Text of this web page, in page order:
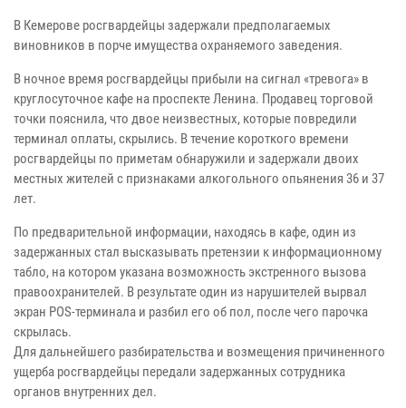
В Кемерове росгвардейцы задержали предполагаемых
виновников в порче имущества охраняемого заведения.
В ночное время росгвардейцы прибыли на сигнал «тревога» в
круглосуточное кафе на проспекте Ленина. Продавец торговой
точки пояснила, что двое неизвестных, которые повредили
терминал оплаты, скрылись. В течение короткого времени
росгвардейцы по приметам обнаружили и задержали двоих
местных жителей с признаками алкогольного опьянения 36 и 37
лет.
По предварительной информации, находясь в кафе, один из
задержанных стал высказывать претензии к информационному
табло, на котором указана возможность экстренного вызова
правоохранителей. В результате один из нарушителей вырвал
экран POS-терминала и разбил его об пол, после чего парочка
скрылась.
Для дальнейшего разбирательства и возмещения причиненного
ущерба росгвардейцы передали задержанных сотрудника
органов внутренних дел.